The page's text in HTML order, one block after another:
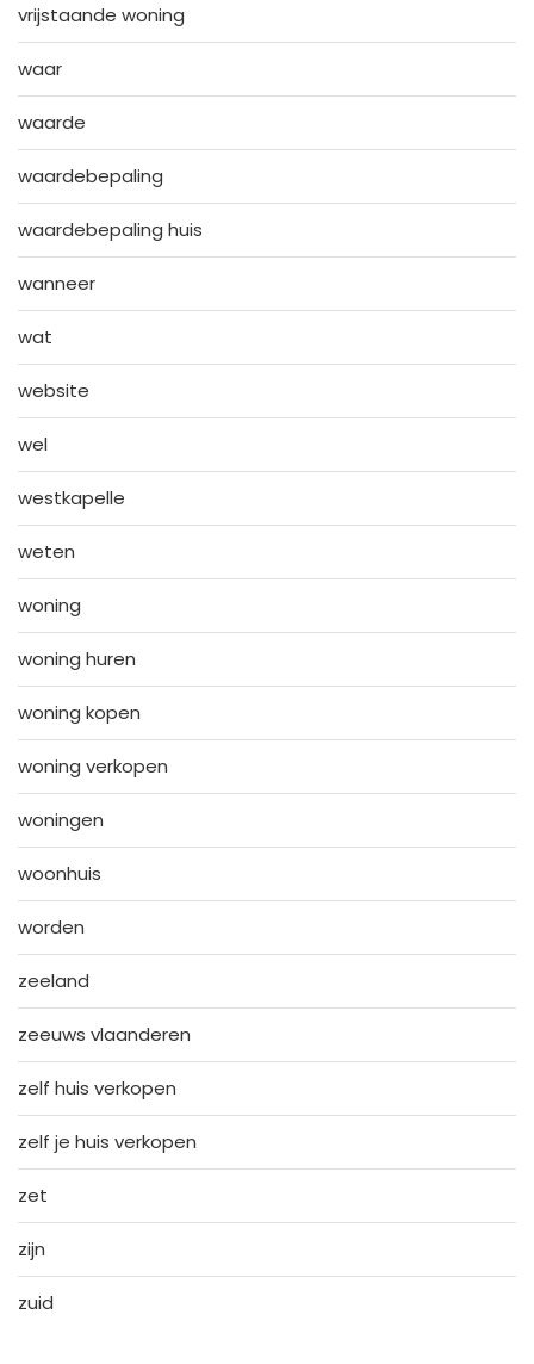
vrijstaande woning
waar
waarde
waardebepaling
waardebepaling huis
wanneer
wat
website
wel
westkapelle
weten
woning
woning huren
woning kopen
woning verkopen
woningen
woonhuis
worden
zeeland
zeeuws vlaanderen
zelf huis verkopen
zelf je huis verkopen
zet
zijn
zuid